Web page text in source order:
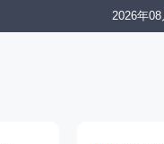
2026年08